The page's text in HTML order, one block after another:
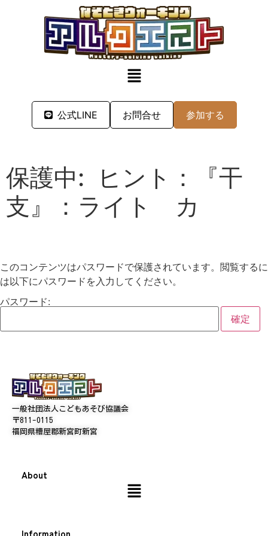
公式LINE お問合せ 参加する
保護中: ヒント：『干
支』：ライト カ
このコンテンツはパスワードで保護されています。閲覧するに
は以下にパスワードを入力してください。
パスワード:
一般社団法人こどもあそび協議会
〒811-0115
福岡県糟屋郡新宮町新宮
About
Information